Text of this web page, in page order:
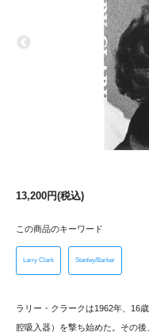
13,200円(税込)
この商品のキーワード
Larry Clark Stanley/Barker
ラリー・クラークは1962年、16
腔吸入器）を撃ち始めた。その